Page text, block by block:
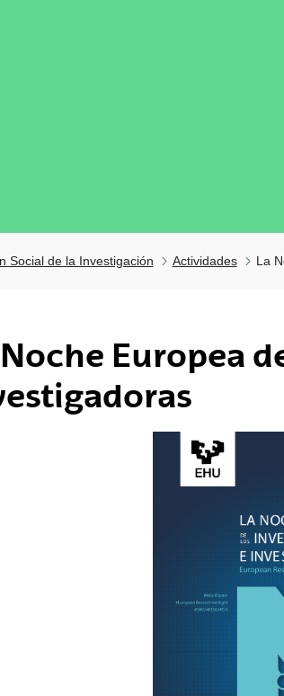
Social de la Investigación Actividades La
Europea